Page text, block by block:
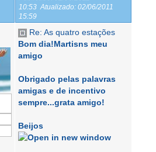
10:53 Atualizado: 02/06/2011
15:59
Re: As quatro estações
Bom dia!Martisns meu
amigo
Obrigado pelas palavras
amigas e de incentivo
sempre...grata amigo!
Beijos